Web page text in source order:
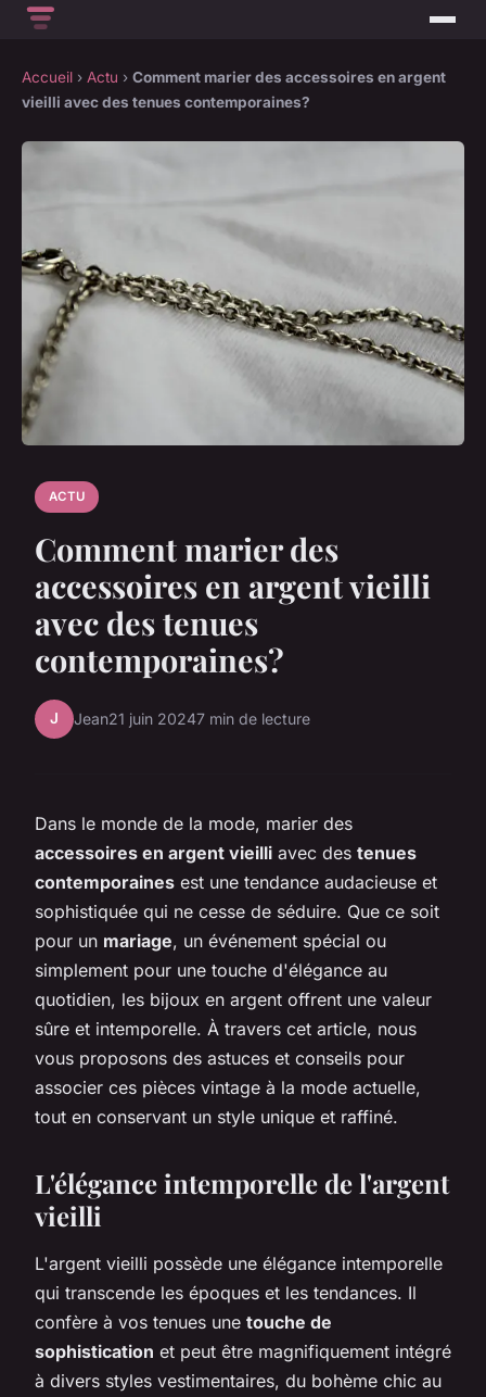
Accueil › Actu › Comment marier des accessoires en argent
vieilli avec des tenues contemporaines?
ACTU
Comment marier des
accessoires en argent vieilli
avec des tenues
contemporaines?
J Jean21 juin 20247 min de lecture
Dans le monde de la mode, marier des
accessoires en argent vieilli avec des tenues
contemporaines est une tendance audacieuse et
sophistiquée qui ne cesse de séduire. Que ce soit
pour un mariage, un événement spécial ou
simplement pour une touche d'élégance au
quotidien, les bijoux en argent offrent une valeur
sûre et intemporelle. À travers cet article, nous
vous proposons des astuces et conseils pour
associer ces pièces vintage à la mode actuelle,
tout en conservant un style unique et raffiné.
L'élégance intemporelle de l'argent
vieilli
L'argent vieilli possède une élégance intemporelle
qui transcende les époques et les tendances. Il
confère à vos tenues une touche de
sophistication et peut être magnifiquement intégré
à divers styles vestimentaires, du bohème chic au